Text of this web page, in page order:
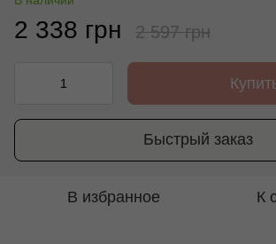
2 338 грн 2 597 грн
Быстрый заказ
В избранное К